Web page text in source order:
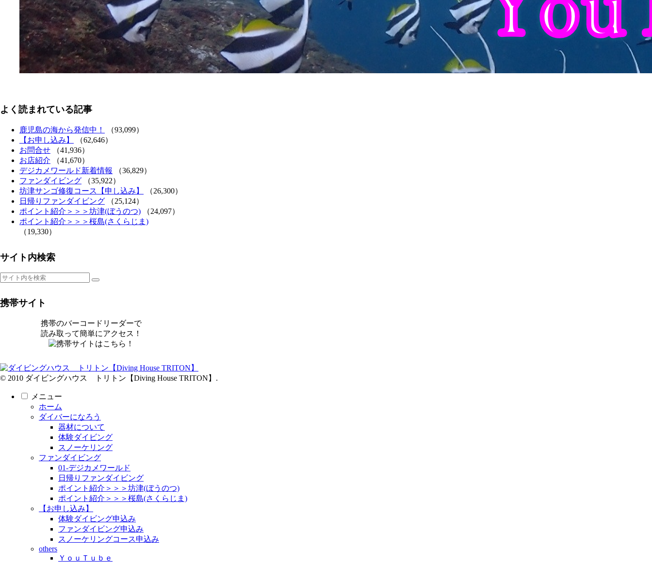
よく読まれている記事
鹿児島の海から発信中！
（93,099）
【お申し込み】
（62,646）
お問合せ （41,936）
お店紹介 （41,670）
デジカメワールド新着情報
（36,829）
ファンダイビング （35,922）
坊津サンゴ修復コース【申し込み】
（26,300）
日帰りファンダイビング （25,124）
ポイント紹介＞＞＞坊津(ぼうのつ) （24,097）
ポイント紹介＞＞＞桜島(さくらじま)
（19,330）
サイト内検索
携帯サイト
携帯のバーコードリーダーで
読み取って簡単にアクセス！
© 2010 ダイビングハウス トリトン【Diving House TRITON】.
メニュー
ホーム
ダイバーになろう
器材について
体験ダイビング
スノーケリング
ファンダイビング
01-デジカメワールド
日帰りファンダイビング
ポイント紹介＞＞＞坊津(ぼうのつ)
ポイント紹介＞＞＞桜島(さくらじま)
【お申し込み】
体験ダイビング申込み
ファンダイビング申込み
スノーケリングコース申込み
others
ＹｏｕＴｕｂｅ